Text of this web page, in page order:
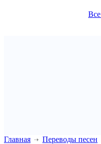
Все
Главная Переводы песен